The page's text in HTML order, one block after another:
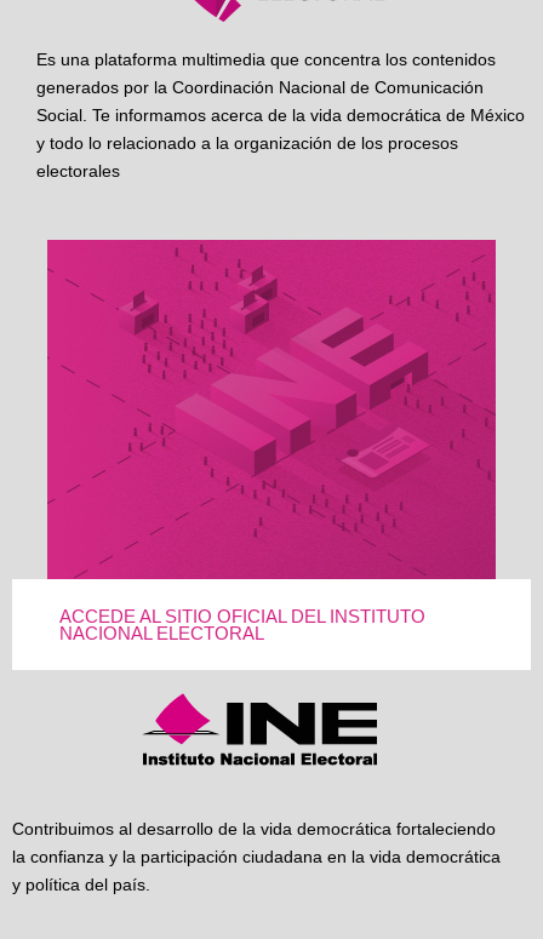
Es una plataforma multimedia que concentra los contenidos
generados por la Coordinación Nacional de Comunicación
Social. Te informamos acerca de la vida democrática de México
y todo lo relacionado a la organización de los procesos
electorales
ACCEDE AL SITIO OFICIAL DEL INSTITUTO
NACIONAL ELECTORAL
Contribuimos al desarrollo de la vida democrática fortaleciendo
la confianza y la participación ciudadana en la vida democrática
y política del país.